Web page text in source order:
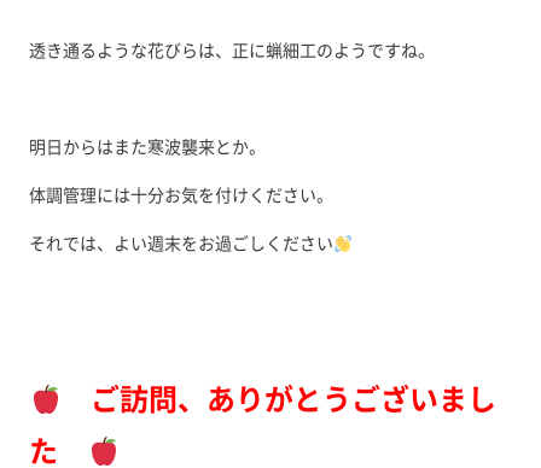
透き通るような花びらは、正に蝋細工のようですね。
明日からはまた寒波襲来とか。
体調管理には十分お気を付けください。
それでは、よい週末をお過ごしください
ご訪問、ありがとうございまし
た